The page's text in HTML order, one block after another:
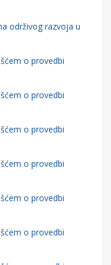
održivog razvoja u
o provedbi
o provedbi
o provedbi
o provedbi
o provedbi
o provedbi